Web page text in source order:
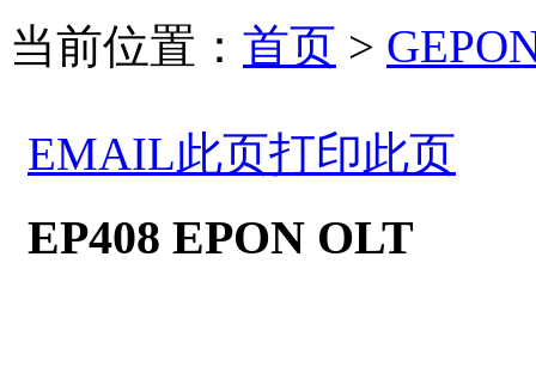
当前位置： 首页 >
EMAIL此页打印此页
EP408 EPON OLT